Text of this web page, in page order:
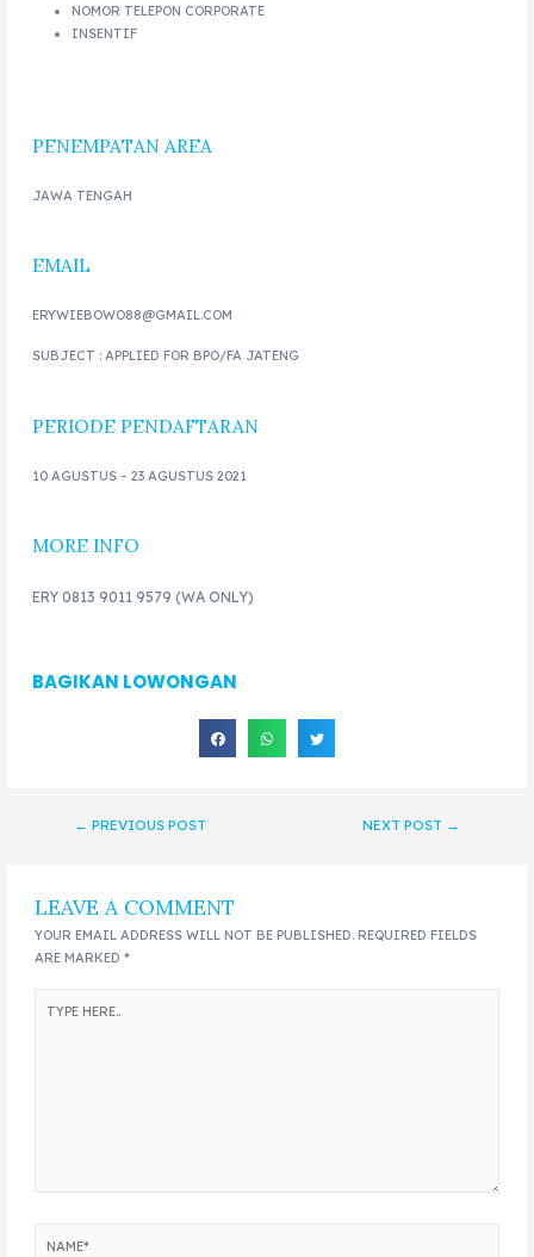
NOMOR TELEPON CORPORATE
INSENTIF
PENEMPATAN AREA
JAWA TENGAH
EMAIL
ERYWIEBOWO88@GMAIL.COM
SUBJECT : APPLIED FOR BPO/FA JATENG
PERIODE PENDAFTARAN
10 AGUSTUS – 23 AGUSTUS 2021
MORE INFO
ERY 0813 9011 9579 (WA ONLY)
BAGIKAN LOWONGAN
← PREVIOUS POST NEXT POST →
LEAVE A COMMENT
YOUR EMAIL ADDRESS WILL NOT BE PUBLISHED. REQUIRED FIELDS
ARE MARKED*